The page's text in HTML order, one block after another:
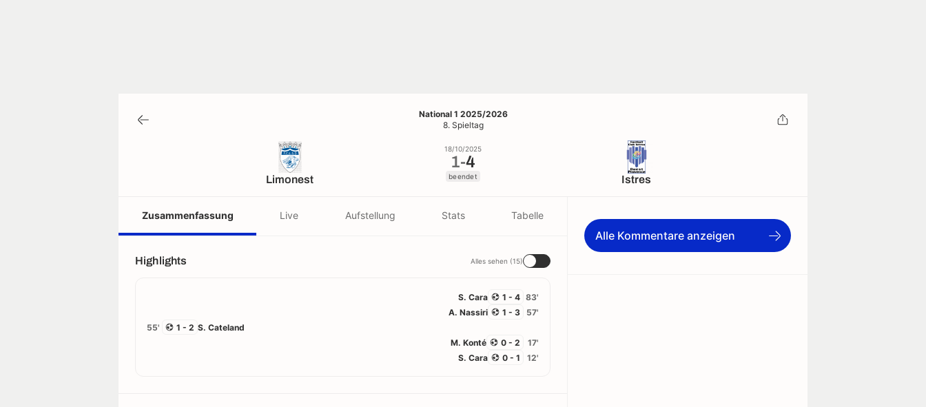
National 1 2025/2026
8. Spieltag
Limonest
18/10/2025
1-4
beendet Istres
Zusammenfassung Live Aufstellung Stats Tabelle
Highlights Alles sehen (15)
83'
1 - 4
S. Cara
57'
1 - 3
A. Nassiri
55'
1 - 2 S. Cateland
17'
0 - 2
M. Konté
12'
0 - 1
S. Cara
Alle Kommentare anzeigen